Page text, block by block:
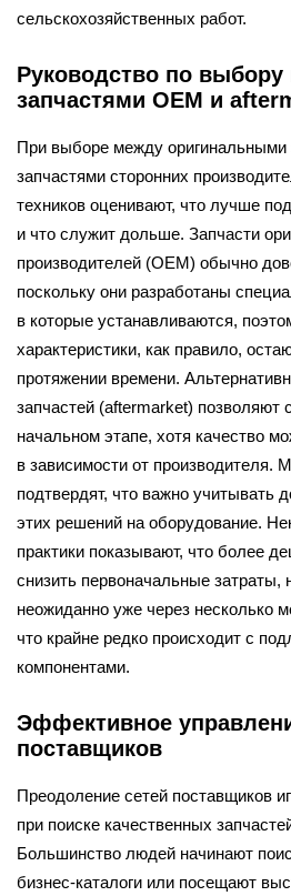
сельскохозяйственных работ.
Руководство по
запчастями OEM и
При выборе между оригинальными
запчастями сторонних
техников оценивают, что лучше
и что служит дольше. Запчасти
производителей (OEM) обычно
поскольку они разработаны
в которые устанавливаются,
характеристики, как правило,
протяжении времени.
запчастей (aftermarket) позволяют
начальном этапе, хотя качество
в зависимости от производителя.
подтвердят, что важно учитывать
этих решений на оборудование.
практики показывают, что более
снизить первоначальные затраты,
неожиданно уже через несколько
что крайне редко происходит с
компонентами.
Эффективное
поставщиков
Преодоление сетей поставщиков
при поиске качественных
Большинство людей начинают
бизнес-каталоги или посещают